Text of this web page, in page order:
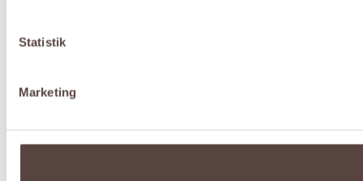
Statistik
Marketing